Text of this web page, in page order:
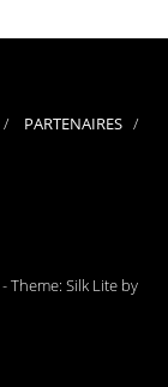
PARTENAIRES
-Theme: Silk Lite by